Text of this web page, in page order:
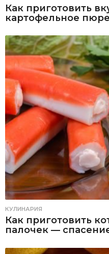
Как приготовить
картофельное
КУЛИНАРИЯ
Как приготовить
палочек —